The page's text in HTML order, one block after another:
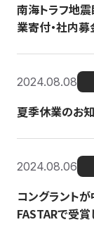
南海トラフ地
業寄付・社内
2024.08.08
夏季休業のお
2024.08.06
コングラント
FASTARで受賞